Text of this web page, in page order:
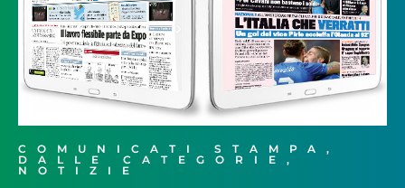
COMUNICATI STAMPA ,
DALLE CATEGORIE ,
NOTIZIE